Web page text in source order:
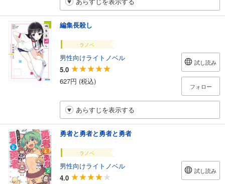
編集長殺し
ラノベ
男性向けライトノベル
5.0
627円 (税込)
試し読み
フォロー
あらすじを表示する
勇者と勇者と勇者と勇者
ラノベ
男性向けライトノベル
4.0
試し読み